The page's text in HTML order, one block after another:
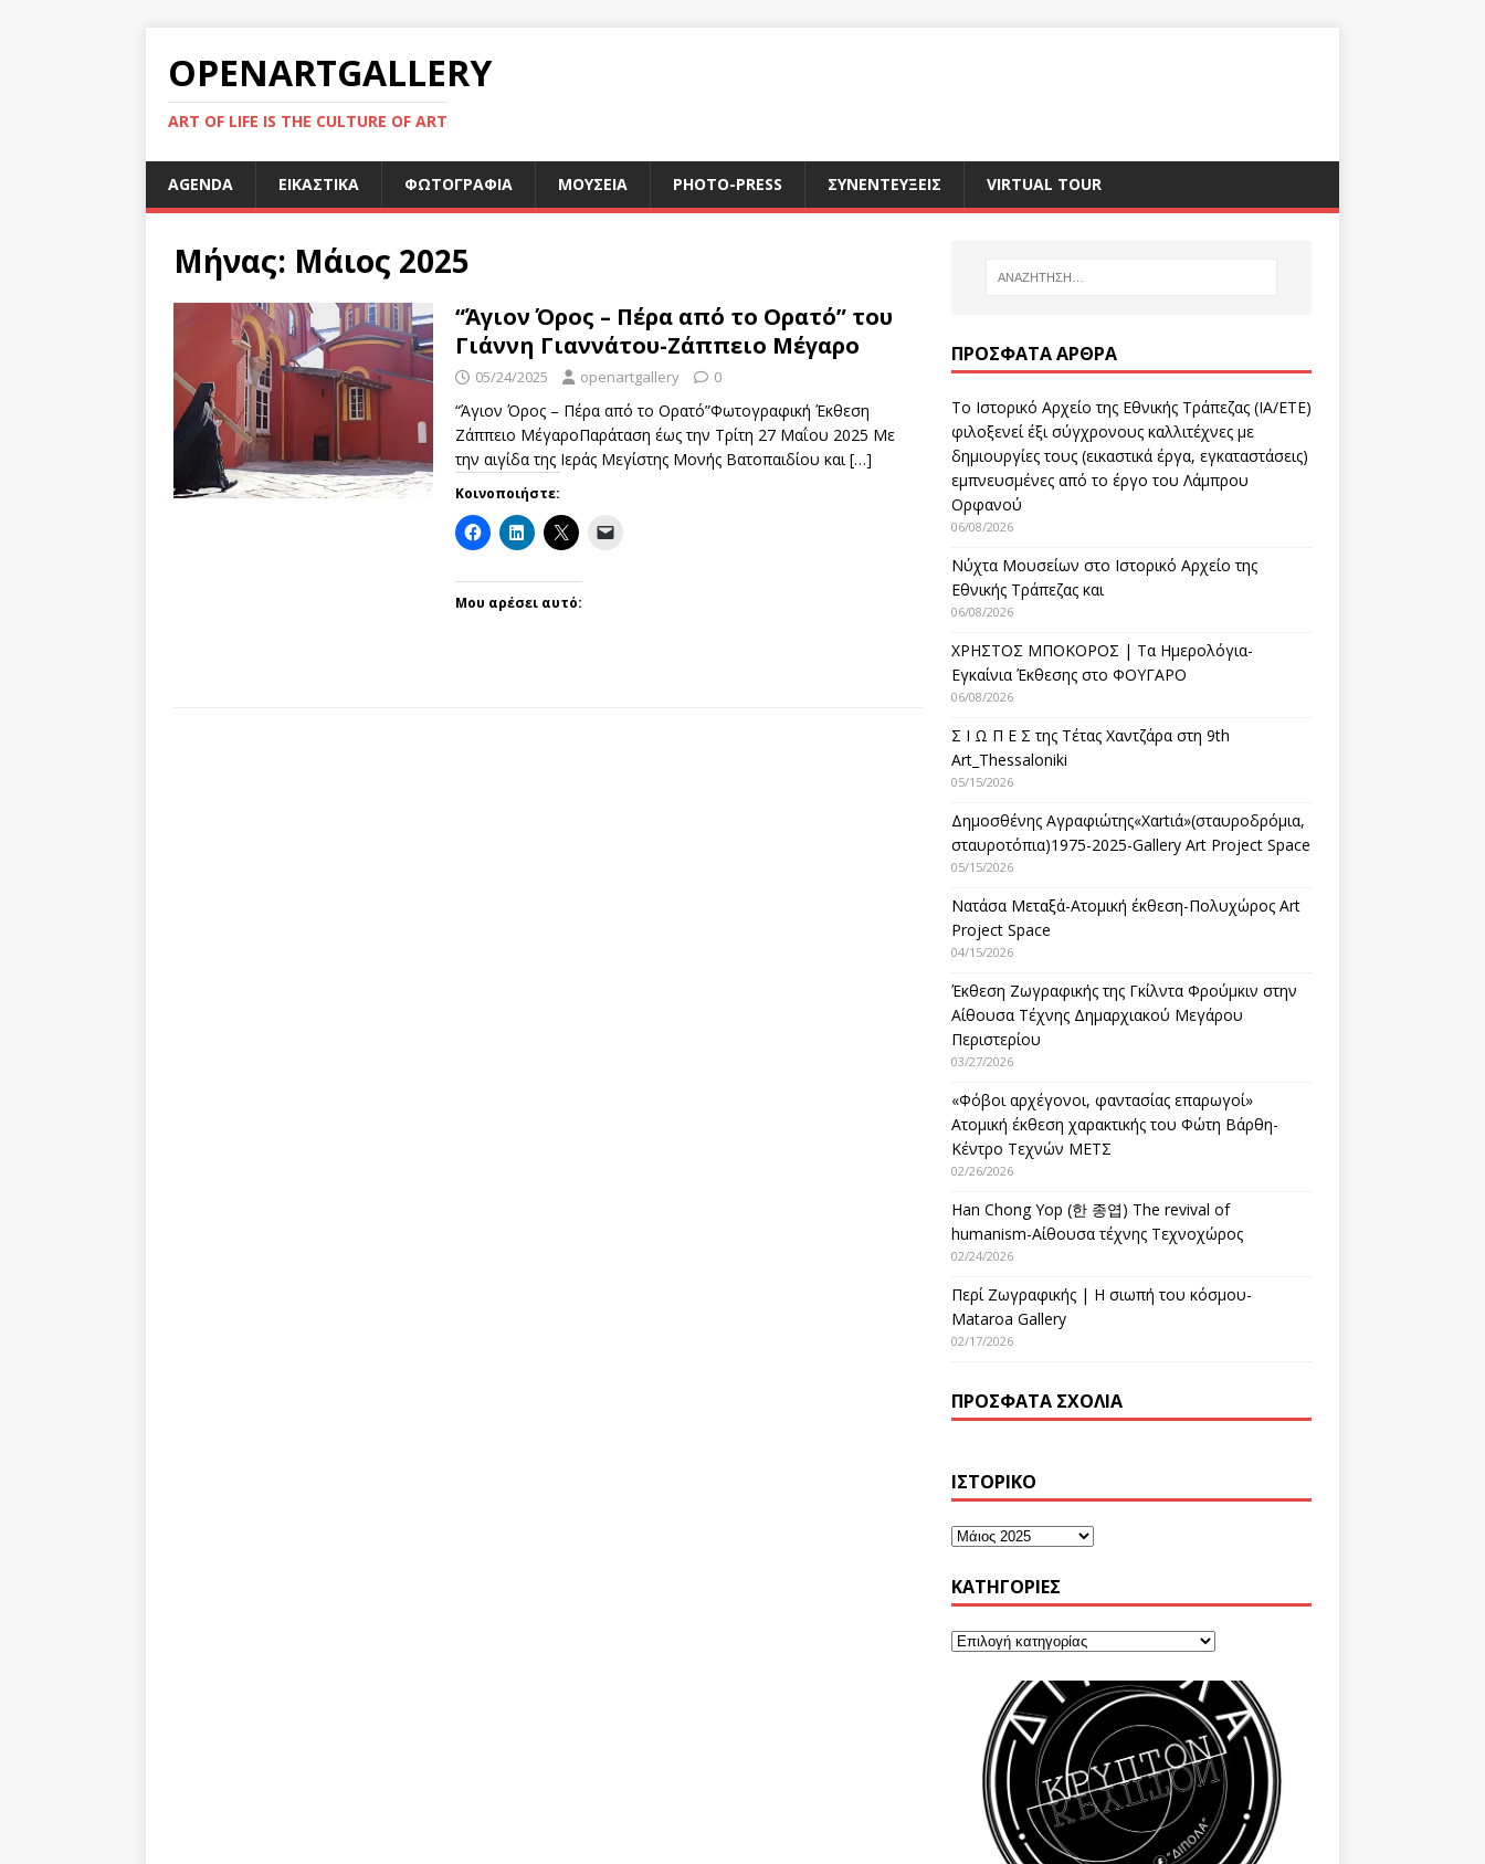
OPENARTGALLERY
ART OF LIFE IS THE CULTURE OF ART
AGENDA ΕΙΚΑΣΤΙΚΑ ΦΩΤΟΓΡΑΦΙΑ ΜΟΥΣΕΙΑ PHOTO-PRESS ΣΥΝΕΝΤΕΥΞΕΙΣ VIRTUAL TOUR
Μήνας: Μάιος 2025
“Άγιον Όρος – Πέρα από το Ορατό” του
Γιάννη Γιαννάτου-Ζάππειο Μέγαρο
05/24/2025 openartgallery 0
“Άγιον Όρος – Πέρα από το Ορατό”Φωτογραφική Έκθεση
Ζάππειο ΜέγαροΠαράταση έως την Τρίτη 27 Μαΐου 2025 Με
την αιγίδα της Ιεράς Μεγίστης Μονής Βατοπαιδίου και[…]
Κοινοποιήστε:
Μου αρέσει αυτό:
ΠΡΌΣΦΑΤΑ ΆΡΘΡΑ
Το Ιστορικό Αρχείο της Εθνικής Τράπεζας (ΙΑ/ΕΤΕ)
φιλοξενεί έξι σύγχρονους καλλιτέχνες με
δημιουργίες τους (εικαστικά έργα, εγκαταστάσεις)
εμπνευσμένες από το έργο του Λάμπρου
Ορφανού
06/08/2026
Νύχτα Μουσείων στο Ιστορικό Αρχείο της
Εθνικής Τράπεζας και
06/08/2026
ΧΡΗΣΤΟΣ ΜΠΟΚΟΡΟΣ | Τα Ημερολόγια-
Εγκαίνια Έκθεσης στο ΦΟΥΓΑΡΟ
06/08/2026
Σ Ι Ω Π Ε Σ της Τέτας Χαντζάρα στη 9th
Art_Thessaloniki
05/15/2026
Δημοσθένης Αγραφιώτης«Xαrtιά»(σταυροδρόμια,
σταυροτόπια)1975-2025-Gallery Art Project Space
05/15/2026
Νατάσα Μεταξά-Ατομική έκθεση-Πολυχώρος Art
Project Space
04/15/2026
Έκθεση Ζωγραφικής της Γκίλντα Φρούμκιν στην
Αίθουσα Τέχνης Δημαρχιακού Μεγάρου
Περιστερίου
03/27/2026
«Φόβοι αρχέγονοι, φαντασίας επαρωγοί»
Ατομική έκθεση χαρακτικής του Φώτη Βάρθη-
Κέντρο Τεχνών ΜΕΤΣ
02/26/2026
Han Chong Yop (한 종엽) The revival of
humanism-Αίθουσα τέχνης Τεχνοχώρος
02/24/2026
Περί Ζωγραφικής | Η σιωπή του κόσμου-
Mataroa Gallery
02/17/2026
ΠΡΌΣΦΑΤΑ ΣΧΌΛΙΑ
ΙΣΤΟΡΙΚΌ
KΑΤΗΓΟΡΊΕΣ